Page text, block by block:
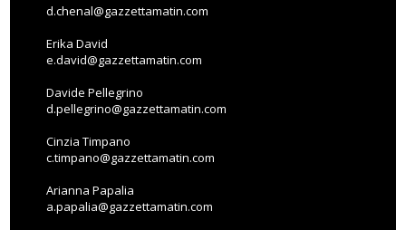
d.chenal@gazzettamatin.com
Erika David
e.david@gazzettamatin.com
Davide Pellegrino
d.pellegrino@gazzettamatin.com
Cinzia Timpano
c.timpano@gazzettamatin.com
Arianna Papalia
a.papalia@gazzettamatin.com